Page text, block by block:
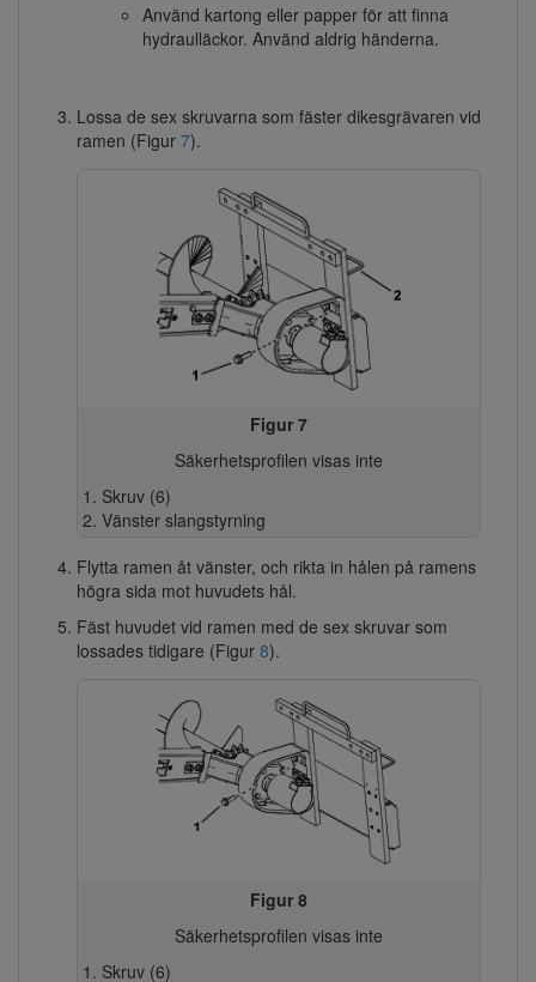
Använd kartong eller papper för att finna
hydraulläckor. Använd aldrig händerna.
Lossa de sex skruvarna som fäster dikesgrävaren vid
ramen (Figur 7).
Figur 7
Säkerhetsprofilen visas inte
Skruv (6)
Vänster slangstyrning
Flytta ramen åt vänster, och rikta in hålen på ramens
högra sida mot huvudets hål.
Fäst huvudet vid ramen med de sex skruvar som
lossades tidigare (Figur 8).
Figur 8
Säkerhetsprofilen visas inte
Skruv (6)